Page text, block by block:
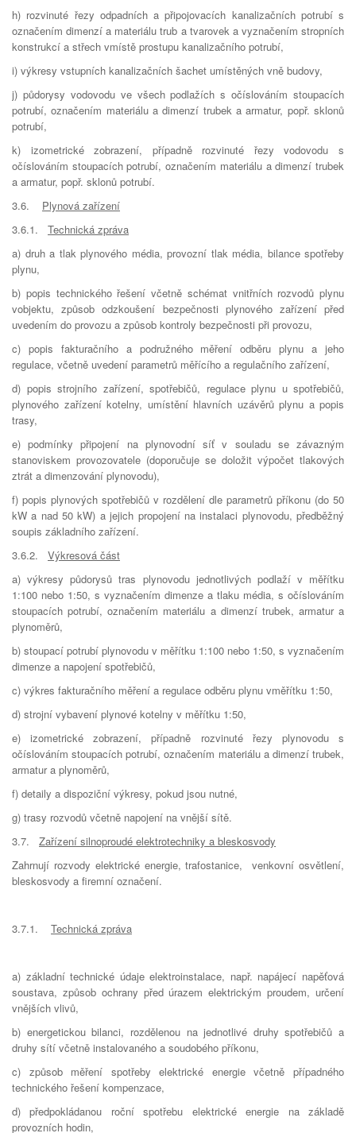
h) rozvinuté řezy odpadních a připojovacích kanalizačních potrubí s
označením dimenzí a materiálu trub a tvarovek a vyznačením stropních
konstrukcí a střech vmístě prostupu kanalizačního potrubí,
i) výkresy vstupních kanalizačních šachet umístěných vně budovy,
j) půdorysy vodovodu ve všech podlažích s očíslováním stoupacích
potrubí, označením materiálu a dimenzí trubek a armatur, popř. sklonů
potrubí,
k) izometrické zobrazení, případně rozvinuté řezy vodovodu s
očíslováním stoupacích potrubí, označením materiálu a dimenzí trubek
a armatur, popř. sklonů potrubí.
3.6. Plynová zařízení
3.6.1. Technická zpráva
a) druh a tlak plynového média, provozní tlak média, bilance spotřeby
plynu,
b) popis technického řešení včetně schémat vnitřních rozvodů plynu
vobjektu, způsob odzkoušení bezpečnosti plynového zařízení před
uvedením do provozu a způsob kontroly bezpečnosti při provozu,
c) popis fakturačního a podružného měření odběru plynu a jeho
regulace, včetně uvedení parametrů měřícího a regulačního zařízení,
d) popis strojního zařízení, spotřebičů, regulace plynu u spotřebičů,
plynového zařízení kotelny, umístění hlavních uzávěrů plynu a popis
trasy,
e) podmínky připojení na plynovodní síť v souladu se závazným
stanoviskem provozovatele (doporučuje se doložit výpočet tlakových
ztrát a dimenzování plynovodu),
f) popis plynových spotřebičů v rozdělení dle parametrů příkonu (do 50
kW a nad 50 kW) a jejich propojení na instalaci plynovodu, předběžný
soupis základního zařízení.
3.6.2. Výkresová část
a) výkresy půdorysů tras plynovodu jednotlivých podlaží v měřítku
1:100 nebo 1:50, s vyznačením dimenze a tlaku média, s očíslováním
stoupacích potrubí, označením materiálu a dimenzí trubek, armatur a
plynoměrů,
b) stoupací potrubí plynovodu v měřítku 1:100 nebo 1:50, s vyznačením
dimenze a napojení spotřebičů,
c) výkres fakturačního měření a regulace odběru plynu vměřítku 1:50,
d) strojní vybavení plynové kotelny v měřítku 1:50,
e) izometrické zobrazení, případně rozvinuté řezy plynovodu s
očíslováním stoupacích potrubí, označením materiálu a dimenzí trubek,
armatur a plynoměrů,
f) detaily a dispoziční výkresy, pokud jsou nutné,
g) trasy rozvodů včetně napojení na vnější sítě.
3.7. Zařízení silnoproudé elektrotechniky a bleskosvody
Zahrnují rozvody elektrické energie, trafostanice, venkovní osvětlení,
bleskosvody a firemní označení.
3.7.1. Technická zpráva
a) základní technické údaje elektroinstalace, např. napájecí napěťová
soustava, způsob ochrany před úrazem elektrickým proudem, určení
vnějších vlivů,
b) energetickou bilanci, rozdělenou na jednotlivé druhy spotřebičů a
druhy sítí včetně instalovaného a soudobého příkonu,
c) způsob měření spotřeby elektrické energie včetně případného
technického řešení kompenzace,
d) předpokládanou roční spotřebu elektrické energie na základě
provozních hodin,